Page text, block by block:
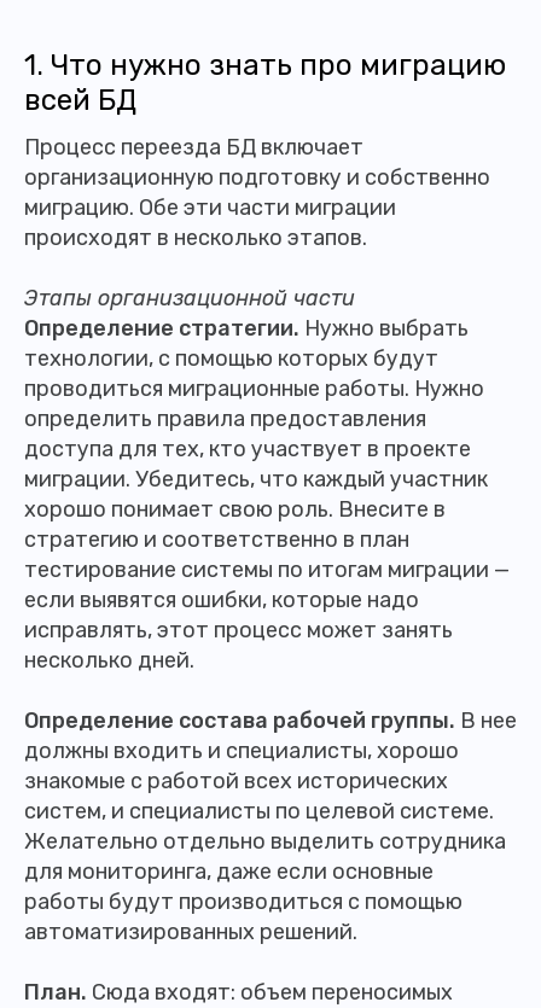
1. Что нужно знать про миграцию
всей БД
Процесс переезда БД включает
организационную подготовку и собственно
миграцию. Обе эти части миграции
происходят в несколько этапов.
Этапы организационной части
Определение стратегии. Нужно выбрать
технологии, с помощью которых будут
проводиться миграционные работы. Нужно
определить правила предоставления
доступа для тех, кто участвует в проекте
миграции. Убедитесь, что каждый участник
хорошо понимает свою роль. Внесите в
стратегию и соответственно в план
тестирование системы по итогам миграции —
если выявятся ошибки, которые надо
исправлять, этот процесс может занять
несколько дней.
Определение состава рабочей группы. В нее
должны входить и специалисты, хорошо
знакомые с работой всех исторических
систем, и специалисты по целевой системе.
Желательно отдельно выделить сотрудника
для мониторинга, даже если основные
работы будут производиться с помощью
автоматизированных решений.
План. Сюда входят: объем переносимых